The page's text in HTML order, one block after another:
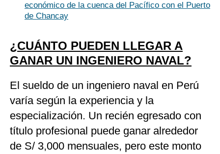
económico de la cuenca del Pacífico con el Puerto
de Chancay
¿CUÁNTO PUEDEN LLEGAR A
GANAR UN INGENIERO NAVAL?
El sueldo de un ingeniero naval en Perú
varía según la experiencia y la
especialización. Un recién egresado con
título profesional puede ganar alrededor
de S/ 3,000 mensuales, pero este monto